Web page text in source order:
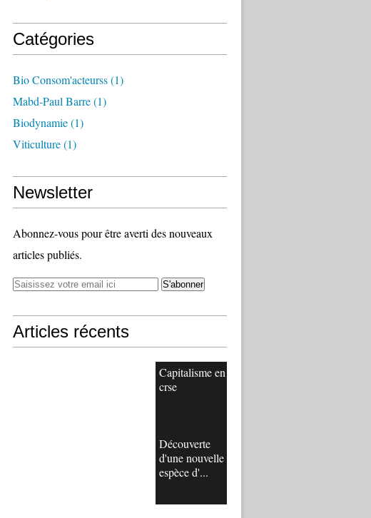
Catégories
Bio Consom'acteurss(1)
Mabd-Paul Barre(1)
Biodynamie(1)
Viticulture(1)
Newsletter
Abonnez-vous pour être averti des nouveaux
articles publiés.
Articles récents
Capitalisme en
crse
Découverte
d'une nouvelle
espèce d'...